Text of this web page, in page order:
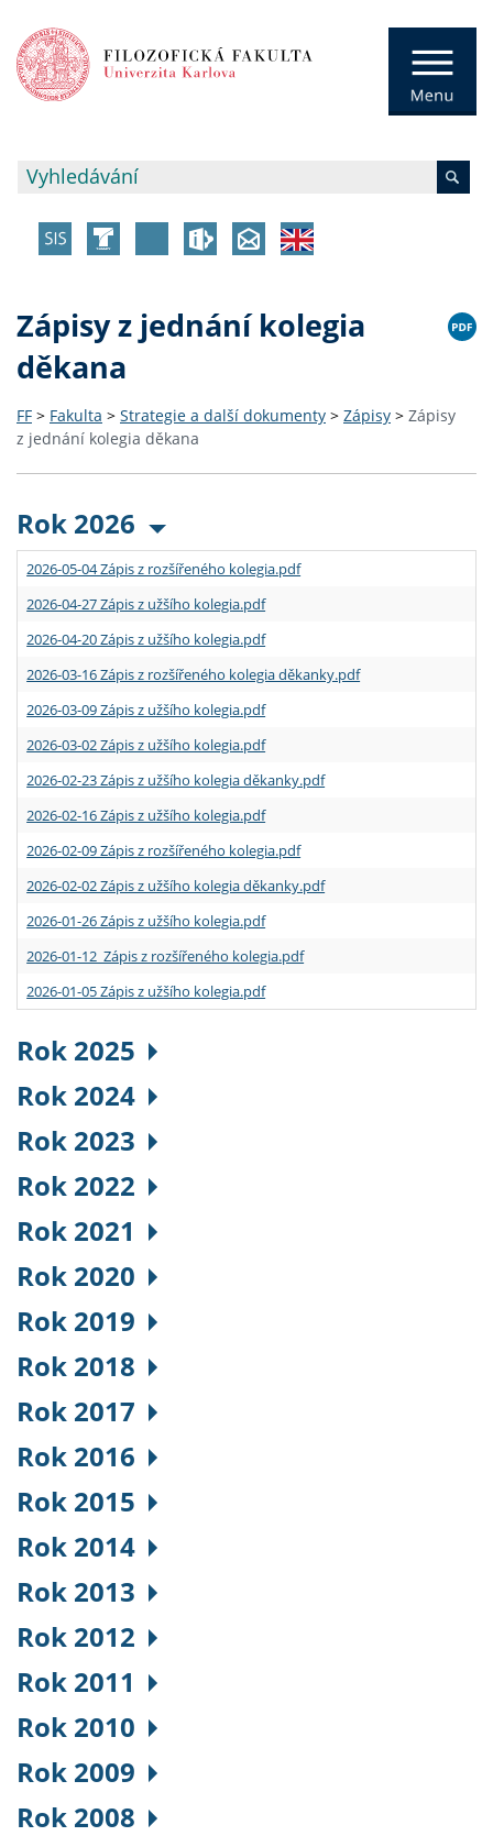
Zápisy z jednání kolegia
děkana
FF > Fakulta > Strategie a další dokumenty > Zápisy > Zápisy
z jednání kolegia děkana
Rok 2026
2026-05-04 Zápis z rozšířeného kolegia.pdf
2026-04-27 Zápis z užšího kolegia.pdf
2026-04-20 Zápis z užšího kolegia.pdf
2026-03-16 Zápis z rozšířeného kolegia děkanky.pdf
2026-03-09 Zápis z užšího kolegia.pdf
2026-03-02 Zápis z užšího kolegia.pdf
2026-02-23 Zápis z užšího kolegia děkanky.pdf
2026-02-16 Zápis z užšího kolegia.pdf
2026-02-09 Zápis z rozšířeného kolegia.pdf
2026-02-02 Zápis z užšího kolegia děkanky.pdf
2026-01-26 Zápis z užšího kolegia.pdf
2026-01-12 Zápis z rozšířeného kolegia.pdf
2026-01-05 Zápis z užšího kolegia.pdf
Rok 2025
Rok 2024
Rok 2023
Rok 2022
Rok 2021
Rok 2020
Rok 2019
Rok 2018
Rok 2017
Rok 2016
Rok 2015
Rok 2014
Rok 2013
Rok 2012
Rok 2011
Rok 2010
Rok 2009
Rok 2008